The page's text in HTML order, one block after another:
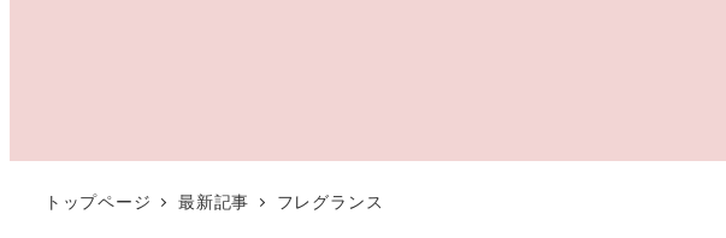
トップページ 最新記事 フレグランス